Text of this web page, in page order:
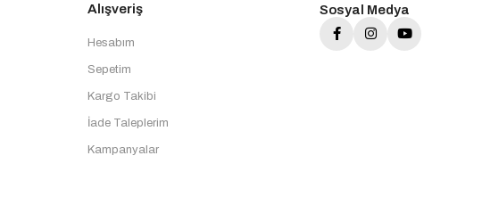
Alışveriş
Hesabım
Sepetim
Kargo Takibi
İade Taleplerim
Kampanyalar
Sosyal Medya